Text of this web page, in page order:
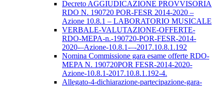
Decreto AGGIUDICAZIONE PROVVISORIA
RDO N. 190720 POR-FESR 2014-2020 –
Azione 10.8.1 – LABORATORIO MUSICALE
VERBALE-VALUTAZIONE-OFFERTE-
RDO-MEPA-n.-190720-POR-FESR-2014-
2020-–Azione-10.8.1-–-2017.10.8.1.192
Nomina Commissione gara esame offerte RDO-
MEPA N. 190720POR FESR-2014-2020-
Azione-10.8.1-2017.10.8.1.192-4.
Allegato-4-dichiarazione-partecipazione-gara-